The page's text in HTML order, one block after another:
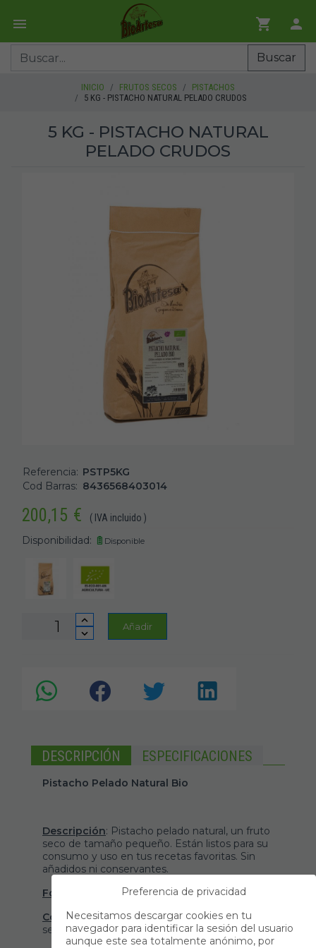
Buscar
INICIO FRUTOS SECOS
PISTACHOS
5 KG - PISTACHO NATURAL PELADO CRUDOS
5 KG - PISTACHO NATURAL
PELADO CRUDOS
Referencia: PSTP5KG
Cod Barras: 8436568403014
200,15 € ( IVA incluido )
Disponibilidad: Disponible
Añadir
DESCRIPCIÓN ESPECIFICACIONES
Pistacho Pelado Natural Bio
Descripción: Pistacho pelado natural, un fruto
seco de tamaño pequeño. Están listos para su
consumo y uso en tus recetas favoritas. Sin
añadidos ni conservantes.
Formato
: viene presentado en bolsa de 5KG.
Conservación: conservar en ambiente fresco,
seco y oscuro.
Preferencia de privacidad
Necesitamos descargar cookies en tu
navegador para identificar la sesión del usuario
aunque este sea totalmente anónimo, por